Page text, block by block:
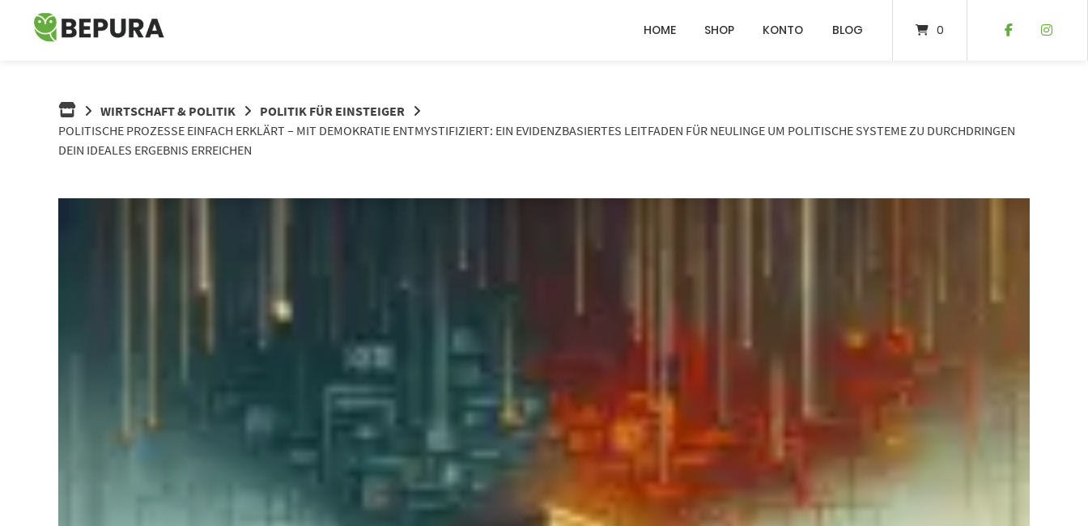
Springe
HOME SHOP KONTO BLOG 0
WIRTSCHAFT & POLITIK
POLITIK FÜR EINSTEIGER
POLITISCHE PROZESSE EINFACH ERKLÄRT – MIT DEMOKRATIE ENTMYSTIFIZIERT: EIN EVIDENZBASIERTES LEITFADEN FÜR NEULINGE UM POLITISCHE SYSTEME ZU DURCHDRINGEN
DEIN IDEALES ERGEBNIS ERREICHEN